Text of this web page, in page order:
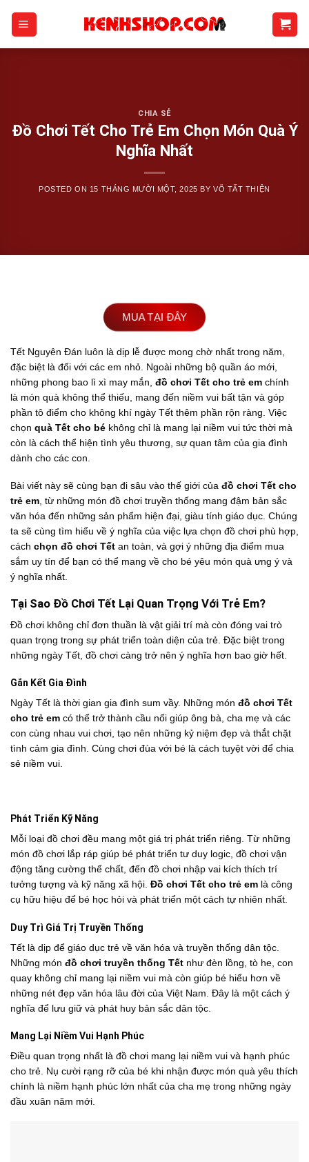
CHIA SẺ
Đồ Chơi Tết Cho Trẻ Em Chọn Món Quà Ý
Nghĩa Nhất
POSTED ON 15 THÁNG MƯỜI MỘT, 2025 BY VÕ TẤT THIỆN
MUA TẠI ĐÂY
Tết Nguyên Đán luôn là dịp lễ được mong chờ nhất trong năm,
đặc biệt là đối với các em nhỏ. Ngoài những bộ quần áo mới,
những phong bao lì xì may mắn, đồ chơi Tết cho trẻ em chính
là món quà không thể thiếu, mang đến niềm vui bất tận và góp
phần tô điểm cho không khí ngày Tết thêm phần rộn ràng. Việc
chọn quà Tết cho bé không chỉ là mang lại niềm vui tức thời mà
còn là cách thể hiện tình yêu thương, sự quan tâm của gia đình
dành cho các con.
Bài viết này sẽ cùng bạn đi sâu vào thế giới của đồ chơi Tết cho
trẻ em , từ những món đồ chơi truyền thống mang đậm bản sắc
văn hóa đến những sản phẩm hiện đại, giàu tính giáo dục. Chúng
ta sẽ cùng tìm hiểu về ý nghĩa của việc lựa chọn đồ chơi phù hợp,
cách chọn đồ chơi Tết an toàn, và gợi ý những địa điểm mua
sắm uy tín để bạn có thể mang về cho bé yêu món quà ưng ý và
ý nghĩa nhất.
Tại Sao Đồ Chơi Tết Lại Quan Trọng Với Trẻ Em?
Đồ chơi không chỉ đơn thuần là vật giải trí mà còn đóng vai trò
quan trọng trong sự phát triển toàn diện của trẻ. Đặc biệt trong
những ngày Tết, đồ chơi càng trở nên ý nghĩa hơn bao giờ hết.
Gắn Kết Gia Đình
Ngày Tết là thời gian gia đình sum vầy. Những món đồ chơi Tết
cho trẻ em có thể trở thành cầu nối giúp ông bà, cha mẹ và các
con cùng nhau vui chơi, tạo nên những kỷ niệm đẹp và thắt chặt
tình cảm gia đình. Cùng chơi đùa với bé là cách tuyệt vời để chia
sẻ niềm vui.
Phát Triển Kỹ Năng
Mỗi loại đồ chơi đều mang một giá trị phát triển riêng. Từ những
món đồ chơi lắp ráp giúp bé phát triển tư duy logic, đồ chơi vận
động tăng cường thể chất, đến đồ chơi nhập vai kích thích trí
tưởng tượng và kỹ năng xã hội. Đồ chơi Tết cho trẻ em là công
cụ hữu hiệu để bé học hỏi và phát triển một cách tự nhiên nhất.
Duy Trì Giá Trị Truyền Thống
Tết là dịp để giáo dục trẻ về văn hóa và truyền thống dân tộc.
Những món đồ chơi truyền thống Tết như đèn lồng, tò he, con
quay không chỉ mang lại niềm vui mà còn giúp bé hiểu hơn về
những nét đẹp văn hóa lâu đời của Việt Nam. Đây là một cách ý
nghĩa để lưu giữ và phát huy bản sắc dân tộc.
Mang Lại Niềm Vui Hạnh Phúc
Điều quan trọng nhất là đồ chơi mang lại niềm vui và hạnh phúc
cho trẻ. Nụ cười rạng rỡ của bé khi nhận được món quà yêu thích
chính là niềm hạnh phúc lớn nhất của cha mẹ trong những ngày
đầu xuân năm mới.